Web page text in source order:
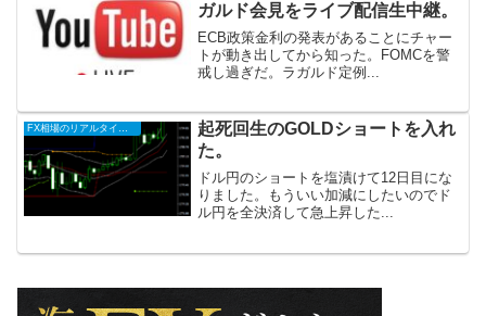
ガルド会見をライブ配信生中継。
ECB政策金利の発表があることにチャー
トが動き出してから知った。FOMCを警
戒し過ぎだ。ラガルド定例...
FX相場のリアルタイム情報
起死回生のGOLDショートを入れ
た。
ドル円のショートを塩漬けて12日目にな
りました。もういい加減にしたいのでド
ル円を全決済して急上昇した...